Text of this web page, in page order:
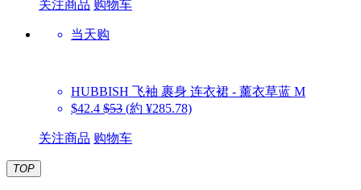
关注商品 购物车
当天购
HUBBISH 飞袖 裹身 连衣裙 - 薰衣草蓝 M
$42.4 $53 (約 ¥285.78)
关注商品 购物车
TOP